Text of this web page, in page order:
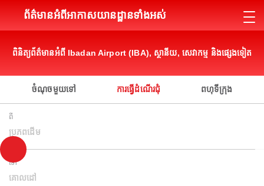
ព័ត៌មានអំពីអាកាសយានដ្ឋានទាំងអស់
ពិនិត្យព័ត៌មានអំពី Ibadan Airport (IBA), ស្ថានីយ, សេវាកម្ម និងផ្សេងទៀត
ចំណុចមួយទៅ ការធ្វើដំណើរជុំ ពហុទីក្រុង
ពី
ប្រភពដើម
ទៅ
គោលដៅ